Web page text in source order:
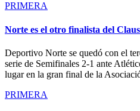
PRIMERA
Norte es el otro finalista del
Deportivo Norte se quedó con el
serie de Semifinales 2-1 ante
lugar en la gran final de la
PRIMERA